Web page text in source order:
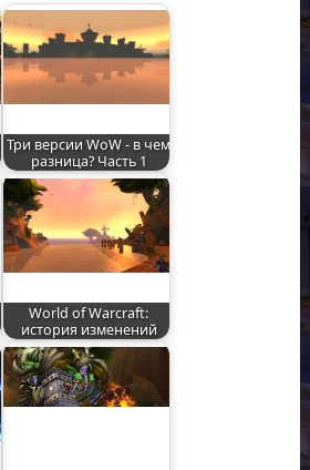
Три версии WoW - в чем
разница? Часть 1
World of Warcraft:
история изменений